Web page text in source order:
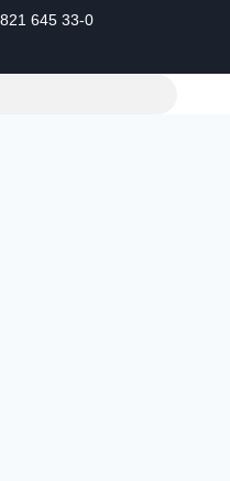
645 33-0